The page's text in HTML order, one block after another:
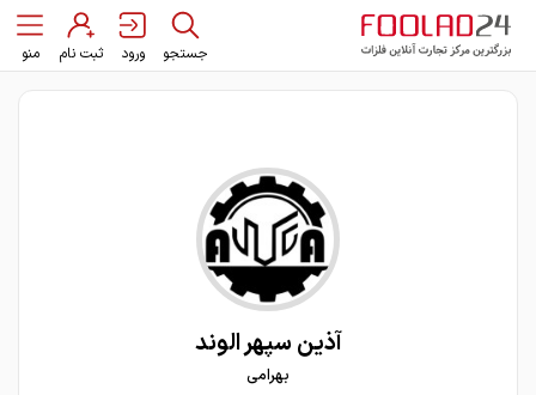
جستجو ورود ثبت نام منو
آذین سپهر الوند
بهرامی